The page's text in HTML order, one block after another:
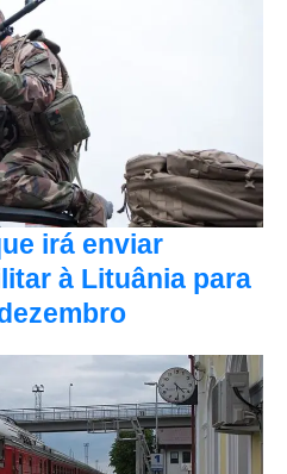
irá enviar
à Lituânia para